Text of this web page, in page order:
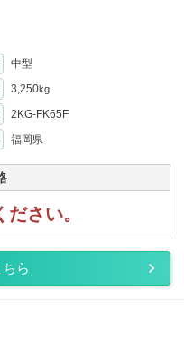
中型
3,250kg
2KG-FK65F
福岡県
さい。
ら